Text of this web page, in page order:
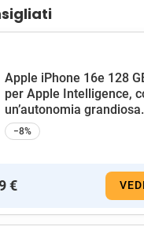
Apple iPhone 16e 128
per Apple Intelligence,
un’autonomia
−8%
€